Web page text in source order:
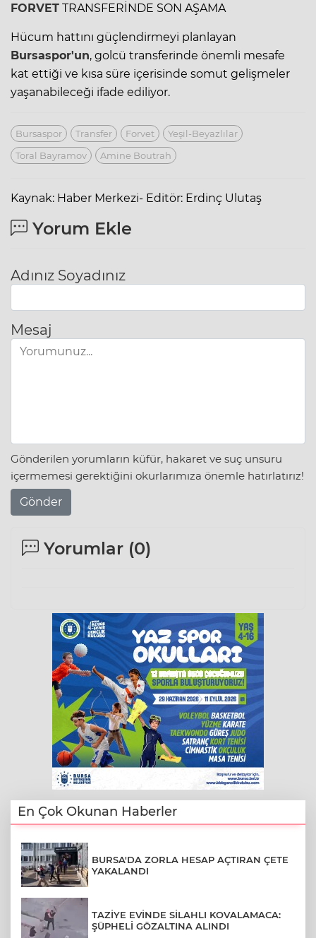
FORVET TRANSFERİNDE SON AŞAMA
Hücum hattını güçlendirmeyi planlayan
Bursaspor'un, golcü transferinde önemli mesafe
kat ettiği ve kısa süre içerisinde somut gelişmeler
yaşanabileceği ifade ediliyor.
Bursaspor Transfer Forvet
Yeşil-Beyazlılar
Toral Bayramov
Amine Boutrah
Kaynak: Haber Merkezi- Editör: Erdinç Ulutaş
Yorum Ekle
Adınız Soyadınız
Mesaj
Gönderilen yorumların küfür, hakaret ve suç unsuru
içermemesi gerektiğini okurlarımıza önemle hatırlatırız!
Gönder
Yorumlar (0)
En Çok Okunan Haberler
BURSA'DA ZORLA HESAP AÇTIRAN ÇETE
YAKALANDI
TAZİYE EVİNDE SİLAHLI KOVALAMACA:
ŞÜPHELİ GÖZALTINA ALINDI